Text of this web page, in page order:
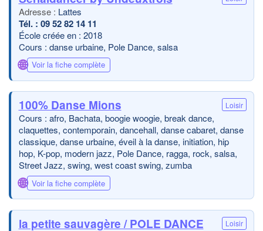
Lattes
09 52 82 14 11
École créée en : 2018
Cours : danse urbaine, Pole Dance, salsa
🌐 Voir la fiche complète
100% Danse Mions Loisir
Cours : afro, Bachata, boogie woogie, break dance,
claquettes, contemporain, dancehall, danse cabaret, danse
classique, danse urbaine, éveil à la danse, initiation, hip
hop, K-pop, modern jazz, Pole Dance, ragga, rock, salsa,
Street Jazz, swing, west coast swing, zumba
🌐 Voir la fiche complète
la petite sauvagère / POLE DANCE
Loisir